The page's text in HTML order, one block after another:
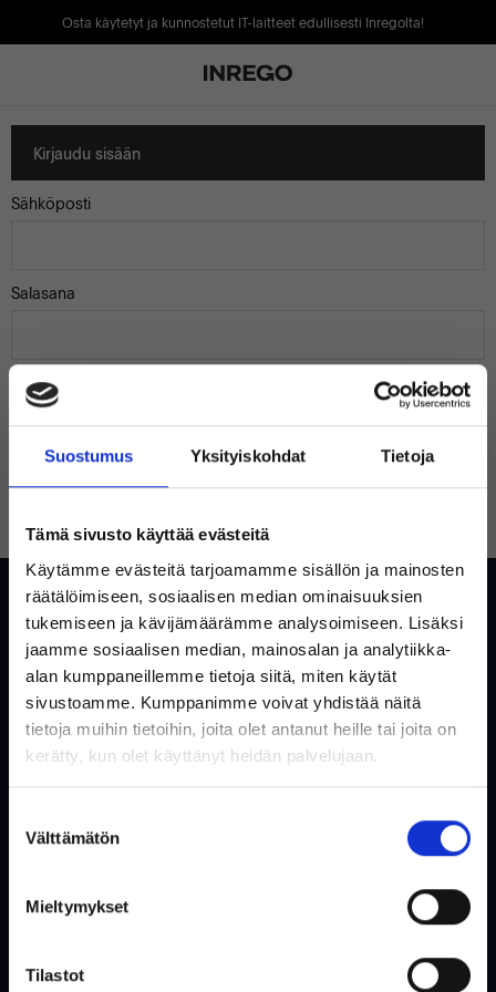
Suostumus Yksityiskohdat Tietoja
Tämä sivusto käyttää evästeitä
Käytämme evästeitä tarjoamamme sisällön ja mainosten
räätälöimiseen, sosiaalisen median ominaisuuksien
tukemiseen ja kävijämäärämme analysoimiseen. Lisäksi
jaamme sosiaalisen median, mainosalan ja analytiikka-
alan kumppaneillemme tietoja siitä, miten käytät
sivustoamme. Kumppanimme voivat yhdistää näitä
tietoja muihin tietoihin, joita olet antanut heille tai joita on
kerätty, kun olet käyttänyt heidän palvelujaan.
valinta
Välttämätön
Mieltymykset
Tilastot
Osta käytetyt ja kunnostetut IT-laitteet edullisesti Inregolta!
Kirjaudu sisään
Sähköposti
Salasana
Muista minut
Asiakaspalvelu
Yleisiä kysymyksiä ja vastauksia
Ota yhteyttä
Verkkokauppa
Tietoa meistä
Ostoehdot
Evästeet & Tietosuojakäytäntö
Tervetuloa Inregon verkkokauppaan!